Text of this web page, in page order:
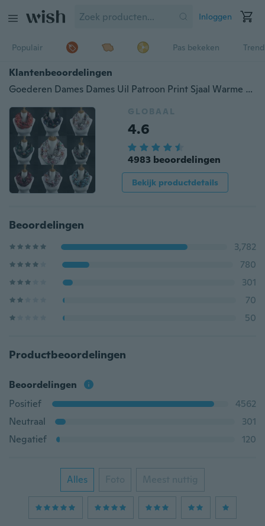
Inloggen
Populair Pas bekeken
Klantenbeoordelingen
Goederen Dames Dames Uil Patroon Print Sjaal Warme Wrap Sjaal
GLOBAAL
4.6
4983 beoordelingen
Bekijk productdetails
Beoordelingen
3,782
780
301
70
50
Productbeoordelingen
Beoordelingen
Positief
4562
Neutraal
301
Negatief
120
Alles Foto Meest nuttig